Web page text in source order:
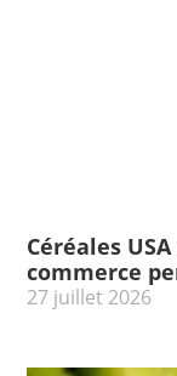
Céréales
commerce
27 juillet 2026